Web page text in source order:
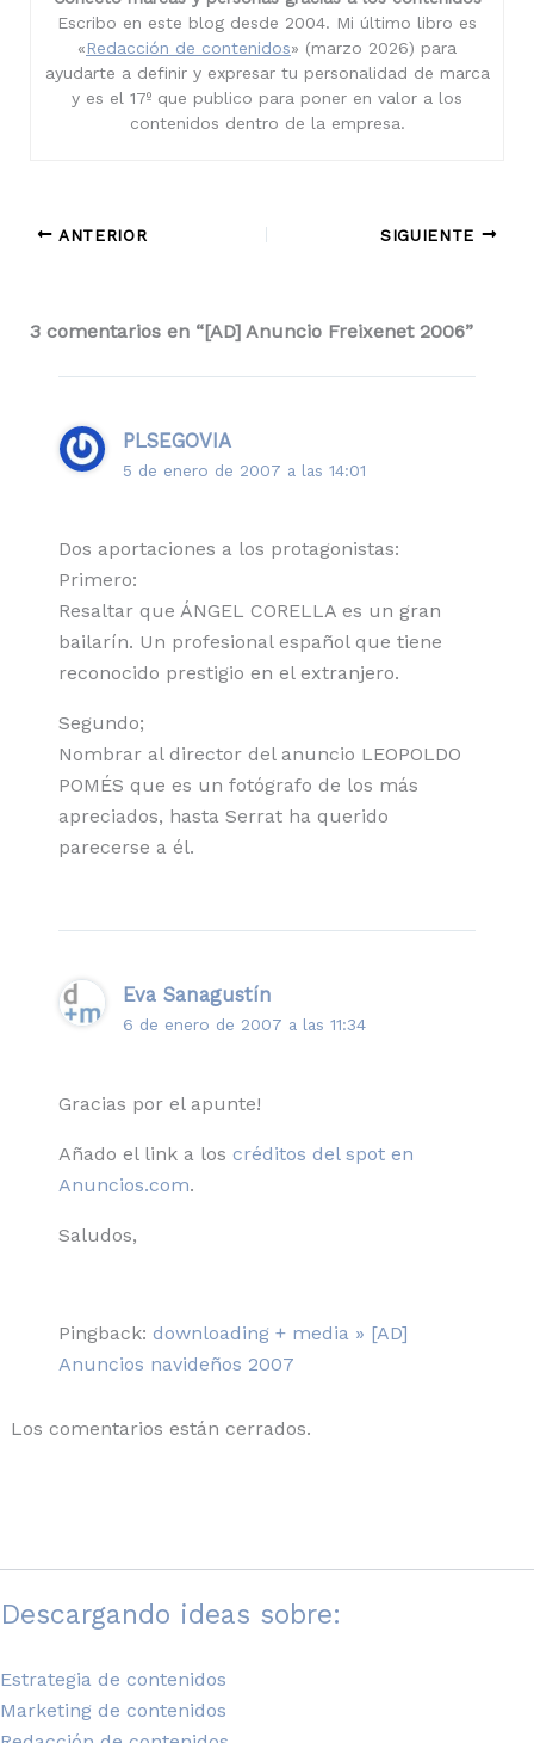
Escribo en este blog desde 2004. Mi último libro es
«Redacción de contenidos» (marzo 2026) para
ayudarte a definir y expresar tu personalidad de marca
y es el 17º que publico para poner en valor a los
contenidos dentro de la empresa.
ANTERIOR SIGUIENTE
3 comentarios en “[AD] Anuncio Freixenet 2006”
PLSEGOVIA
5 de enero de 2007 a las 14:01
Dos aportaciones a los protagonistas:
Primero:
Resaltar que ÁNGEL CORELLA es un gran
bailarín. Un profesional español que tiene
reconocido prestigio en el extranjero.
Segundo;
Nombrar al director del anuncio LEOPOLDO
POMÉS que es un fotógrafo de los más
apreciados, hasta Serrat ha querido
parecerse a él.
Eva Sanagustín
6 de enero de 2007 a las 11:34
Gracias por el apunte!
Añado el link a los créditos del spot en
Anuncios.com.
Saludos,
Pingback: downloading + media » [AD]
Anuncios navideños 2007
Los comentarios están cerrados.
Descargando ideas sobre:
Estrategia de contenidos
Marketing de contenidos